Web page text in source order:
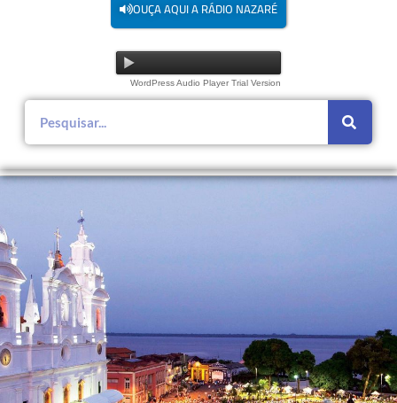
OUÇA AQUI A RÁDIO NAZARÉ
WordPress Audio Player Trial Version